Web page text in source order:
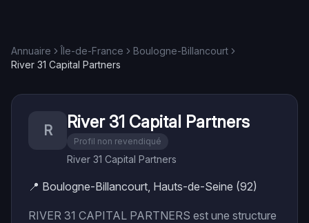
Annuaire Île-de-France
Boulogne-Billancourt
River 31 Capital Partners
R River 31 Capital Partners
Profil non revendiqué
River 31 Capital Partners
📍 Boulogne-Billancourt, Hauts-de-Seine (92)
RIVER 31 CAPITAL PARTNERS est une structure